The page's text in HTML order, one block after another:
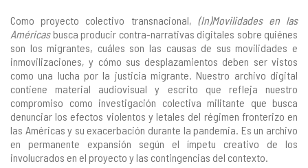
Como proyecto colectivo transnacional, (In)Movilidades en las
Américasbusca producir contra-narrativas digitales sobre quiénes
son los migrantes, cuáles son las causas de sus movilidades e
inmovilizaciones, y cómo sus desplazamientos deben ser vistos
como una lucha por la justicia migrante. Nuestro archivo digital
contiene material audiovisual y escrito que refleja nuestro
compromiso como investigación colectiva militante que busca
denunciar los efectos violentos y letales del régimen fronterizo en
las Américas y su exacerbación durante la pandemia. Es un archivo
en permanente expansión según el ímpetu creativo de los
involucrados en el proyecto y las contingencias del contexto.